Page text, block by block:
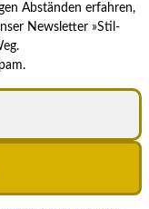
Abständen erfahren,
Newsletter »Stil-